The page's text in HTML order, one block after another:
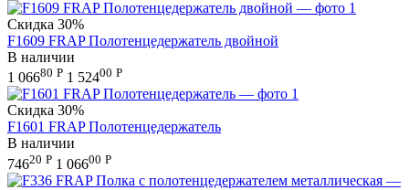
Скидка 30%
F1609 FRAP Полотенцедержатель двойной
В наличии
1 06680 Р 1 52400 Р
Скидка 30%
F1601 FRAP Полотенцедержатель
В наличии
74620 Р 1 06600 Р